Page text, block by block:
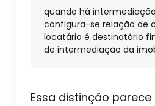
quando há
configura-se relação de
locatário é destinatário
de intermediação da
Essa distinção